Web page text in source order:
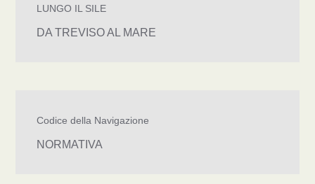
LUNGO IL SILE
DA TREVISO AL MARE
Codice della Navigazione
NORMATIVA